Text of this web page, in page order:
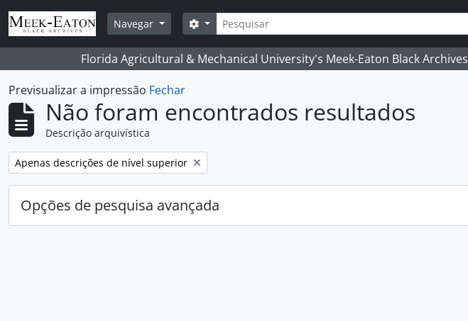
Skip to main content
Navegar
Pesquisar
Opções de busca
Florida Agricultural & Mechanical University's Meek-Eaton Black Archives
Previsualizar a impressão Fechar
Não foram encontrados resultados
Descrição arquivística
Remover filtro:
Apenas descrições de nível superior
Opções de pesquisa avançada